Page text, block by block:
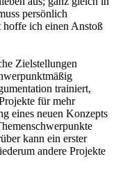
persönlich
hoffe ich einen Anstoß
Zielstellungen
trainiert,
für mehr
eines neuen Konzepts
kann ein erster
andere Projekte